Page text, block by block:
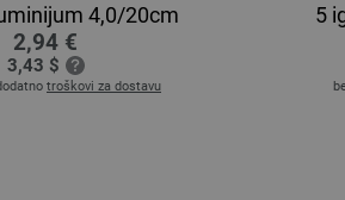
4,0/20cm
2,94 €
3,43 $
troškovi za dostavu
5